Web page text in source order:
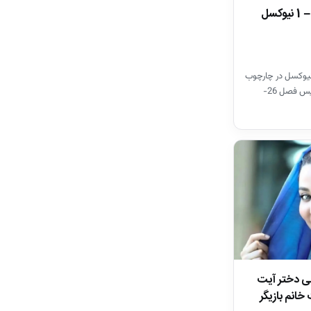
خلاصه بازی چلسی 0 – 1 نیوکسل
در چارچوب
هفته سی ام لیگ برتر انگلیس فصل 26-
دختر آیت
بازیگر